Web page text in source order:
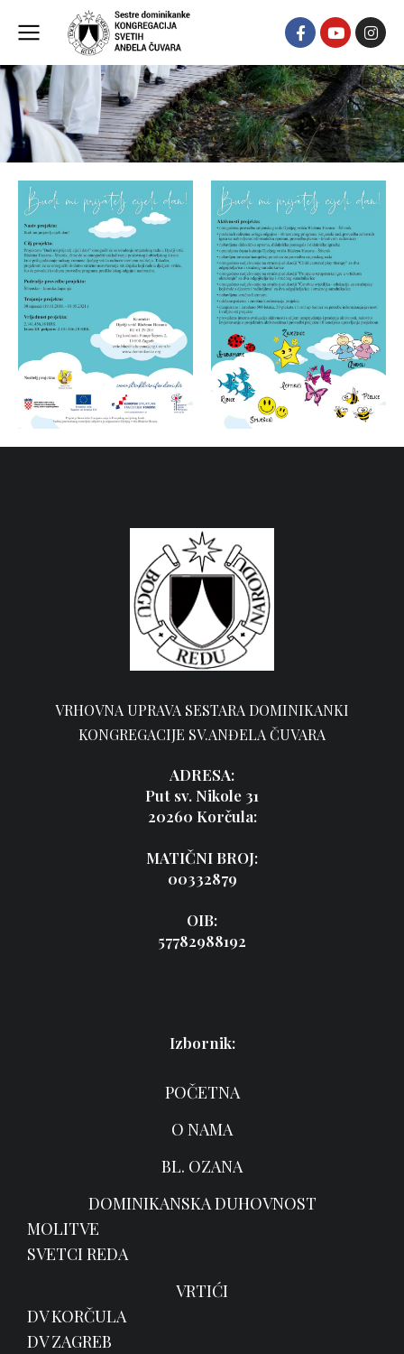
VRHOVNA UPRAVA SESTARA DOMINIKANKI
KONGREGACIJE SV.ANĐELA ČUVARA
ADRESA:
Put sv. Nikole 31
20260 Korčula:
MATIČNI BROJ:
00332879
OIB:
57782988192
Izbornik:
POČETNA
O NAMA
BL. OZANA
DOMINIKANSKA DUHOVNOST
MOLITVE
SVETCI REDA
VRTIĆI
DV KORČULA
DV ZAGREB